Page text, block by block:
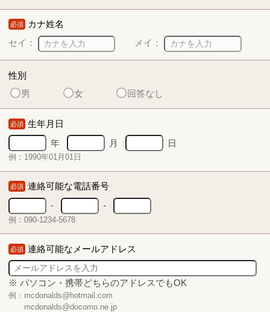
必須 カナ姓名
セイ：
メイ：
性別
男
女 回答なし
必須 生年月日
年
月 日
例：1990年01月01日
必須 連絡可能な電話番号
-
-
例：090-1234-5678
必須 連絡可能なメールアドレス
※ パソコン・携帯どちらのアドレスでもOK
例：mcdonalds@hotmail.com
mcdonalds@docomo.ne.jp